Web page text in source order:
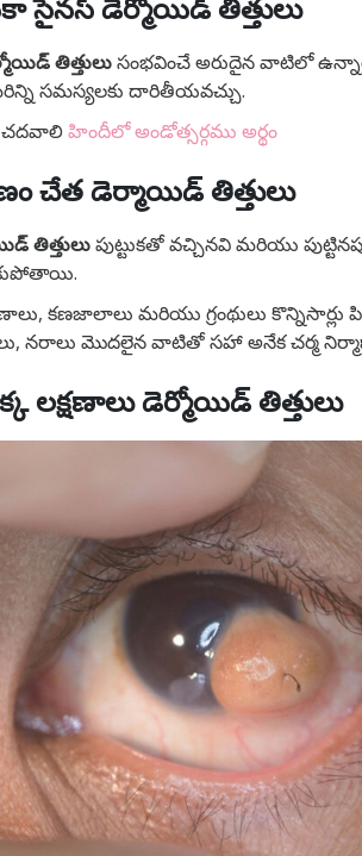
తిత్తులుసంభవించే అరుదైన వాటిలో
సమస్యలకు దారితీయవచ్చు.
చదవాలిహిందీలో అండోత్సర్గము అర్థం
చేతడెర్మాయిడ్తిత్తులు
తిత్తులుపుట్టుకతో వచ్చినవి మరియు
కణజాలాలు మరియు గ్రంథులు కొన్నిసార్లు
నరాలు మొదలైన వాటితో సహా అనేక చర్మ
లక్షణాలుడెర్మోయిడ్ తిత్తులు